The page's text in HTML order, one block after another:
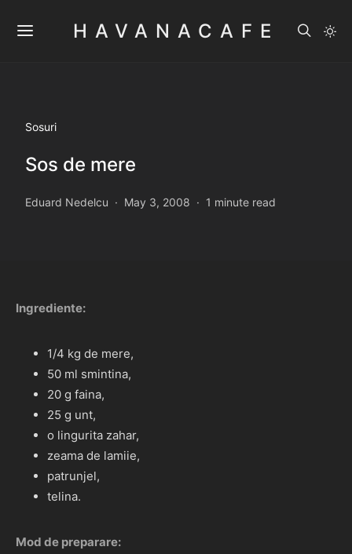
HAVANACAFE
Sosuri
Sos de mere
Eduard Nedelcu May 3, 2008 1 minute read
Ingrediente:
1/4 kg de mere,
50 ml smintina,
20 g faina,
25 g unt,
o lingurita zahar,
zeama de lamiie,
patrunjel,
telina.
Mod de preparare: